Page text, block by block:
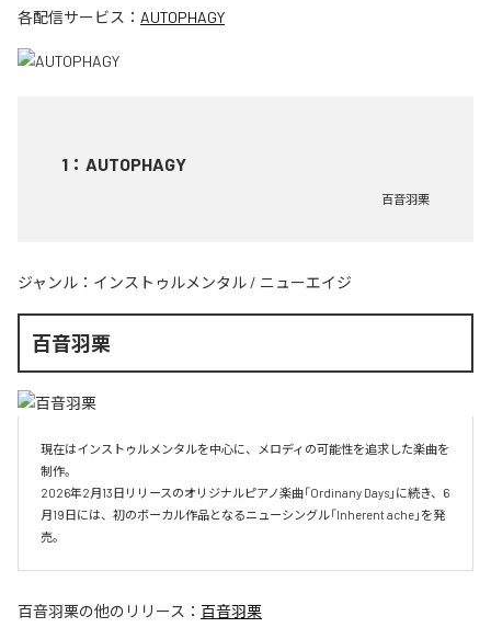
各配信サービス： AUTOPHAGY
1 ： AUTOPHAGY
百音羽栗
ジャンル： インストゥルメンタル / ニューエイジ
百音羽栗
現在はインストゥルメンタルを中心に、メロディの可能性を追求した楽曲を
制作。
2026年2月13日リリースのオリジナルピアノ楽曲「Ordinany Days」に続き、6
月19日には、初のボーカル作品となるニューシングル「Inherent ache」を発
売。
百音羽栗の他のリリース： 百音羽栗